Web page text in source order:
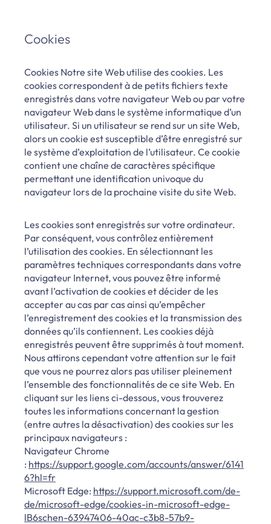
Cookies
Cookies Notre site Web utilise des cookies. Les
cookies correspondent à de petits fichiers texte
enregistrés dans votre navigateur Web ou par votre
navigateur Web dans le système informatique d’un
utilisateur. Si un utilisateur se rend sur un site Web,
alors un cookie est susceptible d’être enregistré sur
le système d’exploitation de l’utilisateur. Ce cookie
contient une chaîne de caractères spécifique
permettant une identification univoque du
navigateur lors de la prochaine visite du site Web.
Les cookies sont enregistrés sur votre ordinateur.
Par conséquent, vous contrôlez entièrement
l’utilisation des cookies. En sélectionnant les
paramètres techniques correspondants dans votre
navigateur Internet, vous pouvez être informé
avant l’activation de cookies et décider de les
accepter au cas par cas ainsi qu’empêcher
l’enregistrement des cookies et la transmission des
données qu’ils contiennent. Les cookies déjà
enregistrés peuvent être supprimés à tout moment.
Nous attirons cependant votre attention sur le fait
que vous ne pourrez alors pas utiliser pleinement
l’ensemble des fonctionnalités de ce site Web. En
cliquant sur les liens ci-dessous, vous trouverez
toutes les informations concernant la gestion
(entre autres la désactivation) des cookies sur les
principaux navigateurs :
Navigateur Chrome
: https://support.google.com/accounts/answer/6141
6?hl=fr
Microsoft Edge: https://support.microsoft.com/de-
de/microsoft-edge/cookies-in-microsoft-edge-
lB6schen-63947406-40ac-c3b8-57b9-